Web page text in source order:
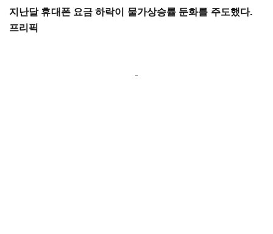
지난달 휴대폰 요금 하락이 물가상승률 둔화를 주도했다.
프리픽